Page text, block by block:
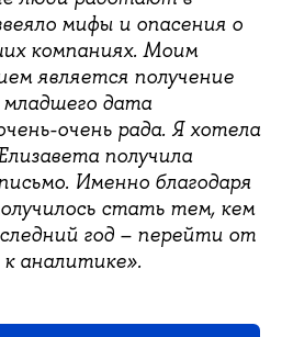
мифы и опасения о
компаниях. Моим
является получение
дата
очень рада. Я хотела
получила
Именно благодаря
стать тем, кем
год – перейти от
к аналитике».